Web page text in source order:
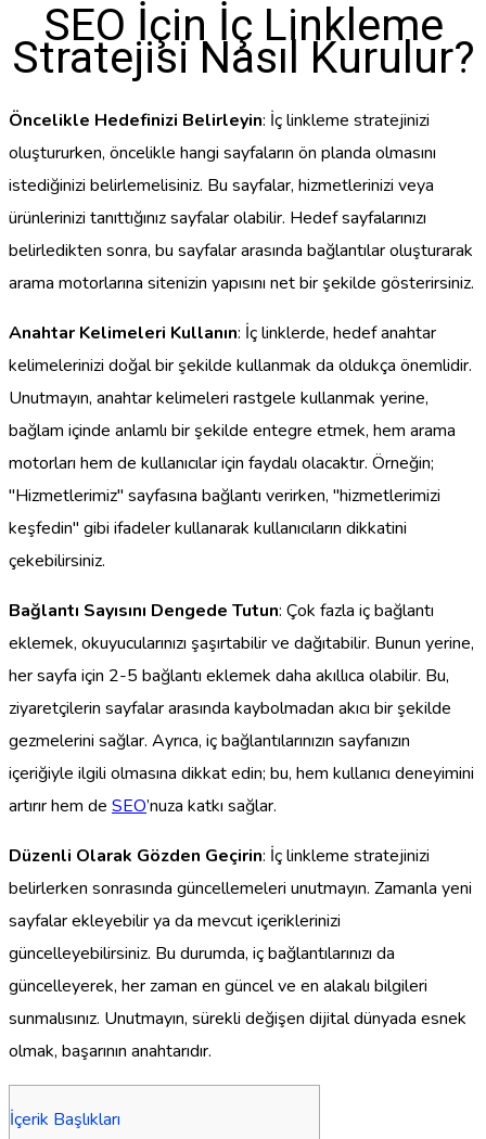
SEO İçin İç Linkleme
Stratejisi Nasıl Kurulur?
Öncelikle Hedefinizi Belirleyin: İç linkleme stratejinizi
oluştururken, öncelikle hangi sayfaların ön planda olmasını
istediğinizi belirlemelisiniz. Bu sayfalar, hizmetlerinizi veya
ürünlerinizi tanıttığınız sayfalar olabilir. Hedef sayfalarınızı
belirledikten sonra, bu sayfalar arasında bağlantılar oluşturarak
arama motorlarına sitenizin yapısını net bir şekilde gösterirsiniz.
Anahtar Kelimeleri Kullanın: İç linklerde, hedef anahtar
kelimelerinizi doğal bir şekilde kullanmak da oldukça önemlidir.
Unutmayın, anahtar kelimeleri rastgele kullanmak yerine,
bağlam içinde anlamlı bir şekilde entegre etmek, hem arama
motorları hem de kullanıcılar için faydalı olacaktır. Örneğin;
"Hizmetlerimiz" sayfasına bağlantı verirken, "hizmetlerimizi
keşfedin" gibi ifadeler kullanarak kullanıcıların dikkatini
çekebilirsiniz.
Bağlantı Sayısını Dengede Tutun: Çok fazla iç bağlantı
eklemek, okuyucularınızı şaşırtabilir ve dağıtabilir. Bunun yerine,
her sayfa için 2-5 bağlantı eklemek daha akıllıca olabilir. Bu,
ziyaretçilerin sayfalar arasında kaybolmadan akıcı bir şekilde
gezmelerini sağlar. Ayrıca, iç bağlantılarınızın sayfanızın
içeriğiyle ilgili olmasına dikkat edin; bu, hem kullanıcı deneyimini
artırır hem de SEO’nuza katkı sağlar.
Düzenli Olarak Gözden Geçirin: İç linkleme stratejinizi
belirlerken sonrasında güncellemeleri unutmayın. Zamanla yeni
sayfalar ekleyebilir ya da mevcut içeriklerinizi
güncelleyebilirsiniz. Bu durumda, iç bağlantılarınızı da
güncelleyerek, her zaman en güncel ve en alakalı bilgileri
sunmalısınız. Unutmayın, sürekli değişen dijital dünyada esnek
olmak, başarının anahtarıdır.
İçerik Başlıkları